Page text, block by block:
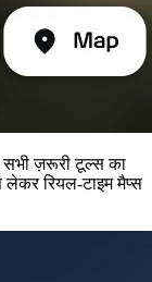
ज़रूरी टूल्स का
रियल-टाइम मैप्स